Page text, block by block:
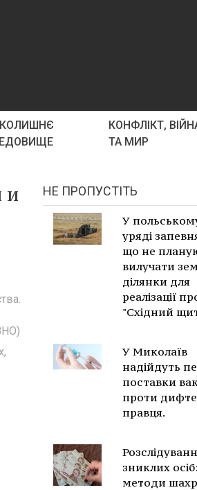
КОНФЛІКТ,
ТА МИР
и
НЕ ПРОПУСТІТЬ
У
уряді
що не
вилучати
ділянки для
реалізації
"Східний
У Миколаїв
надійдуть
поставки
проти
правця.
зниклих осіб:
методи